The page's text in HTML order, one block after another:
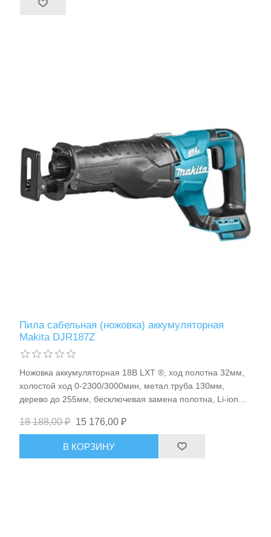
Оборудование для автосервиса
Пила сабельная (ножовка) аккумуляторная
Makita DJR187Z
Ножовка аккумуляторная 18В LXT ®, ход полотна 32мм,
холостой ход 0-2300/3000мин, метал.труба 130мм,
дерево до 255мм, бесключевая замена полотна, Li-ion
18 188,00 ₽ 15 176,00 ₽
В КОРЗИНУ